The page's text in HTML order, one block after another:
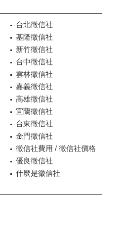
台北徵信社
基隆徵信社
新竹徵信社
台中徵信社
雲林徵信社
嘉義徵信社
高雄徵信社
宜蘭徵信社
台東徵信社
金門徵信社
徵信社費用 / 徵信社價格
優良徵信社
什麼是徵信社